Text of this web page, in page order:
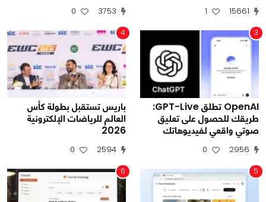
15661
1
3753
0
3
OpenAI تطلق GPT-Live:
طريقك للحصول على تعليق
صوتي واقعي لفيديوهاتك
2956
0
4
باريس تستقبل بطولة كأس
العالم للرياضات الإلكترونية
2026
2594
0
5
6